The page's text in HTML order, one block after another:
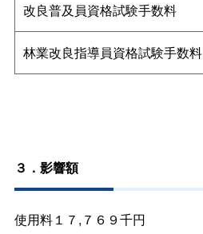
改良普及員資格試験手数料
林業改良指導員資格試験手数料
３．影響額
使用料１７,７６９千円